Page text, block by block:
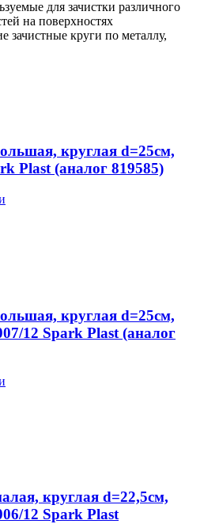
для зачистки различного
на поверхностях
зачистные круги по металлу,
круглая d=25см,
Plast (аналог 819585)
круглая d=25см,
12 Spark Plast (аналог
круглая d=22,5см,
12 Spark Plast